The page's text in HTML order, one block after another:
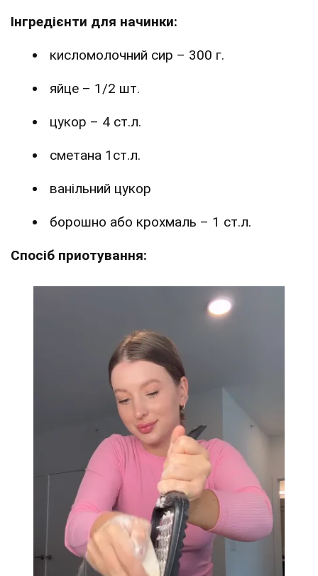
Інгредієнти для начинки:
кисломолочний сир – 300 г.
яйце – 1/2 шт.
цукор – 4 ст.л.
сметана 1ст.л.
ванільний цукор
борошно або крохмаль – 1 ст.л.
Спосіб приотування: